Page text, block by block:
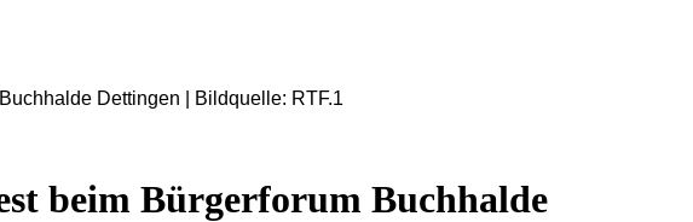
beim Bürgerforum Buchhalde